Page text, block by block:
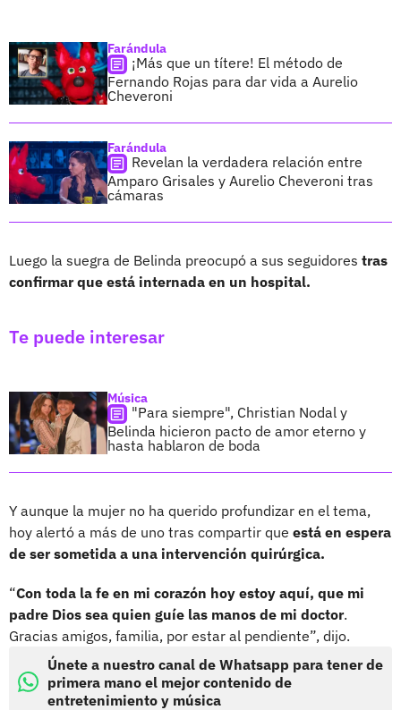
Farándula
¡Más que un títere! El método de
Fernando Rojas para dar vida a Aurelio
Cheveroni
Farándula
Revelan la verdadera relación entre
Amparo Grisales y Aurelio Cheveroni tras
cámaras
Luego la suegra de Belinda preocupó a sus seguidores tras
confirmar que está internada en un hospital.
Te puede interesar
Música
"Para siempre", Christian Nodal y
Belinda hicieron pacto de amor eterno y
hasta hablaron de boda
Y aunque la mujer no ha querido profundizar en el tema,
hoy alertó a más de uno tras compartir que está en espera
de ser sometida a una intervención quirúrgica.
“Con toda la fe en mi corazón hoy estoy aquí, que mi
padre Dios sea quien guíe las manos de mi doctor.
Gracias amigos, familia, por estar al pendiente”, dijo.
Únete a nuestro canal de Whatsapp para tener de
primera mano el mejor contenido de
entretenimiento y música